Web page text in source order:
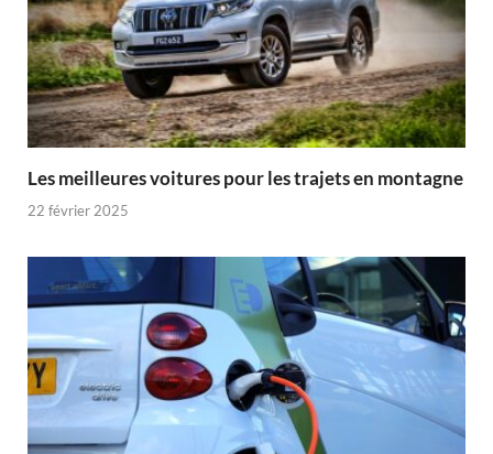
Les meilleures voitures pour les trajets en montagne
22 février 2025